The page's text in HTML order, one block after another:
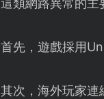
這類網路異常的主
首先，遊戲採用
其次，海外玩家連